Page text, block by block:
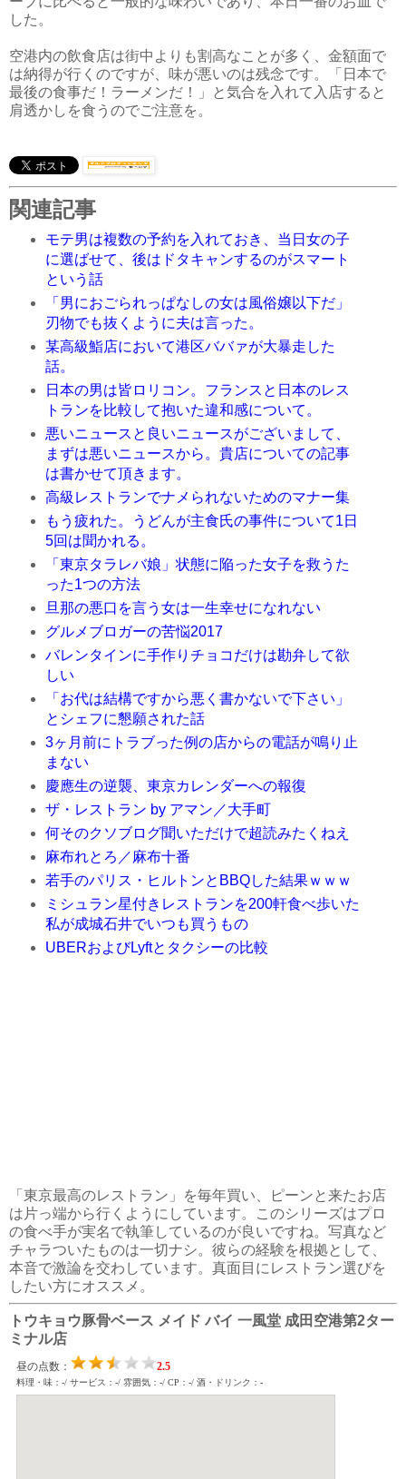
した。
空港内の飲食店は街中よりも割高なことが多く、金額面で
は納得が行くのですが、味が悪いのは残念です。「日本で
最後の食事だ！ラーメンだ！」と気合を入れて入店すると
肩透かしを食うのでご注意を。
関連記事
モテ男は複数の予約を入れておき、当日女の子
に選ばせて、後はドタキャンするのがスマート
という話
「男におごられっぱなしの女は風俗嬢以下だ」
刃物でも抜くように夫は言った。
某高級鮨店において港区ババァが大暴走した
話。
日本の男は皆ロリコン。フランスと日本のレス
トランを比較して抱いた違和感について。
悪いニュースと良いニュースがございまして、
まずは悪いニュースから。貴店についての記事
は書かせて頂きます。
高級レストランでナメられないためのマナー集
もう疲れた。うどんが主食氏の事件について1日
5回は聞かれる。
「東京タラレバ娘」状態に陥った女子を救うた
った1つの方法
旦那の悪口を言う女は一生幸せになれない
グルメブロガーの苦悩2017
バレンタインに手作りチョコだけは勘弁して欲
しい
「お代は結構ですから悪く書かないで下さい」
とシェフに懇願された話
3ヶ月前にトラブった例の店からの電話が鳴り止
まない
慶應生の逆襲、東京カレンダーへの報復
ザ・レストラン by アマン／大手町
何そのクソブログ聞いただけで超読みたくねえ
麻布れとろ／麻布十番
若手のパリス・ヒルトンとBBQした結果ｗｗｗ
ミシュラン星付きレストランを200軒食べ歩いた
私が成城石井でいつも買うもの
UBERおよびLyftとタクシーの比較
「東京最高のレストラン」を毎年買い、ピーンと来たお店
は片っ端から行くようにしています。このシリーズはプロ
の食べ手が実名で執筆しているのが良いですね。写真など
チャラついたものは一切ナシ。彼らの経験を根拠として、
本音で激論を交わしています。真面目にレストラン選びを
したい方にオススメ。
トウキョウ豚骨ベース メイド バイ 一風堂 成田空港第2ター
ミナル店